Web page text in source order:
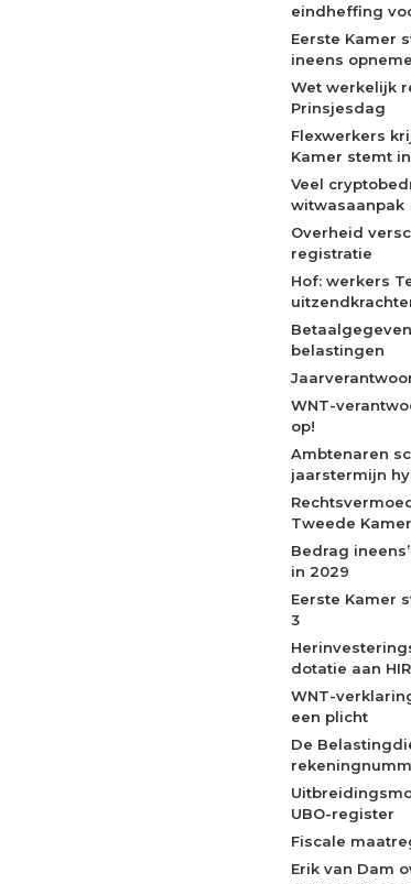
eindheffing
Eerste Kamer
ineens
Wet werkelijk
Prinsjesdag
Flexwerkers
Kamer stemt
Veel
witwasaanpak
Overheid
registratie
Hof: werkers
belastingen
WNT-
op!
Ambtenaren
jaarstermijn
Tweede
Bedrag
in 2029
Eerste Kamer
3
dotatie aan
WNT-
een plicht
De
UBO-register
Fiscale
Erik van Dam